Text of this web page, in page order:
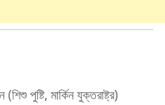
পুষ্টি, মার্কিন যুক্তরাষ্ট্র)